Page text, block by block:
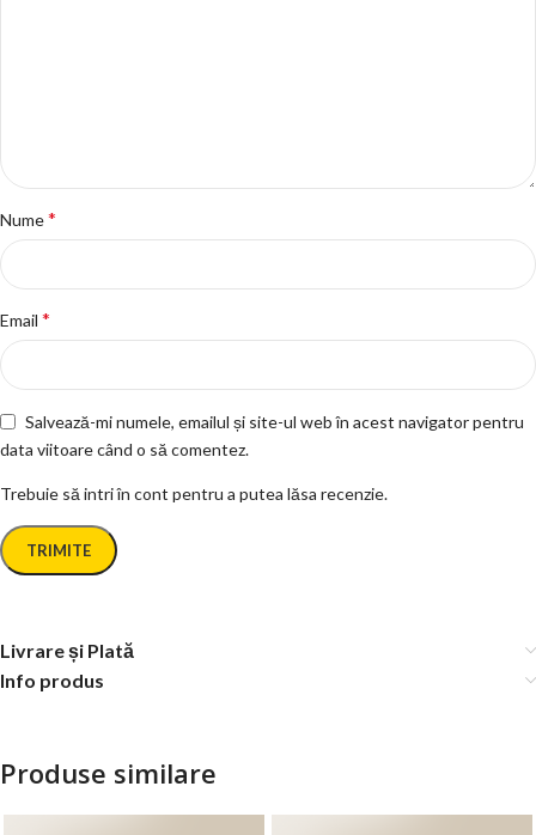
Nume*
Email *
Salvează-mi numele, emailul și site-ul web în acest navigator pentru
data viitoare când o să comentez.
Trebuie să intri în cont pentru a putea lăsa recenzie.
Livrare și Plată
Info produs
Produse similare